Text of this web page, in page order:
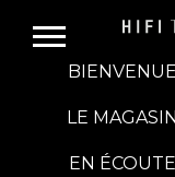
BIENVENUE
LE MAGASIN
EN ÉCOUTE